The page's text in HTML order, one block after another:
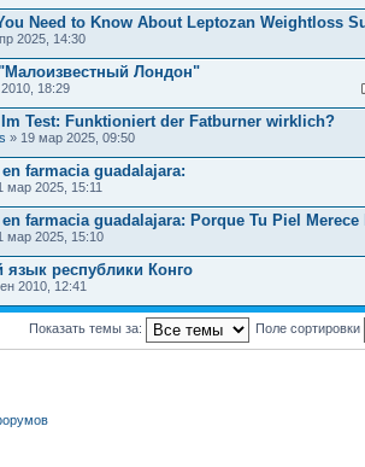
Need to Know About Leptozan Weightloss
2025, 14:30
Лондон"
18:29
Test: Funktioniert der Fatburner wirklich?
» 19 мар 2025, 09:50
farmacia guadalajara:
мар 2025, 15:11
farmacia guadalajara: Porque Tu Piel Merece
мар 2025, 15:10
республики Конго
2010, 12:41
Показать темы за: Поле сортировки